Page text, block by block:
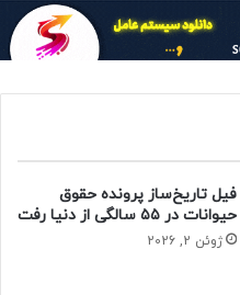
فیل تاریخ‌ساز پرونده حقوق
حیوانات در ۵۵ سالگی از دنیا رفت
ژوئن 2, 2026